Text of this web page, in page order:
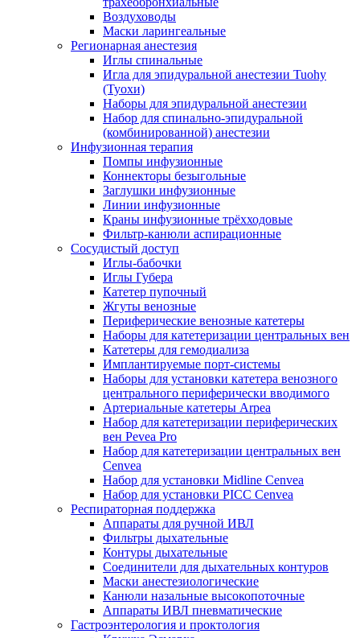
Воздуховоды
Маски ларингеальные
Регионарная анестезия
Иглы спинальные
Игла для эпидуральной анестезии Tuohy
(Туохи)
Наборы для эпидуральной анестезии
Набор для спинально-эпидуральной
(комбинированной) анестезии
Инфузионная терапия
Помпы инфузионные
Коннекторы безыгольные
Заглушки инфузионные
Линии инфузионные
Краны инфузионные трёхходовые
Фильтр-канюли аспирационные
Сосудистый доступ
Иглы-бабочки
Иглы Губера
Катетер пупочный
Жгуты венозные
Периферические венозные катетеры
Наборы для катетеризации центральных вен
Катетеры для гемодиализа
Имплантируемые порт‑системы
Наборы для установки катетера венозного
центрального периферически вводимого
Артериальные катетеры Arpea
Набор для катетеризации периферических
вен Pevea Pro
Набор для катетеризации центральных вен
Cenvea
Набор для установки Midline Cenvea
Набор для установки PICC Cenvea
Респираторная поддержка
Аппараты для ручной ИВЛ
Фильтры дыхательные
Контуры дыхательные
Соединители для дыхательных контуров
Маски анестезиологические
Канюли назальные высокопоточные
Аппараты ИВЛ пневматические
Гастроэнтерология и проктология